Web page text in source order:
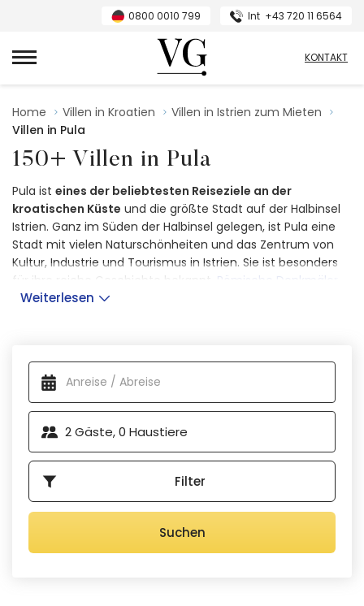
0800 0010 799 Int +43 720 11 6564
VillasGuide
KONTAKT
Home Villen in Kroatien
Villen in Istrien zum Mieten
Villen in Pula
150+ Villen in Pula
Pula ist eines der beliebtesten Reiseziele an der
kroatischen Küste und die größte Stadt auf der Halbinsel
Istrien. Ganz im Süden der Halbinsel gelegen, ist Pula eine
Stadt mit vielen Naturschönheiten und das Zentrum von
Kultur, Industrie und Tourismus in Istrien. Sie ist besonders
für ihre reiche Geschichte bekannt. Römische Denkmäler
wie das berühmte Amphitheater, der Augustustempel und
Darüber hinaus bietet Pula wunderschöne Strände und
zahlreicheBuchten mit kristallklarem Meer, begleitet von
zahlreichen Wander- und Radwegen für einen aktiven
Urlaub mit den schönsten Aussichten. Das vielfältige
gastronomische Angebot und kulturelle Veranstaltungen
das Filmfestival in Pula
warum Sie diese Stadt, in der Geschichte,
Naturschönheiten und Kulturschätze aufeinandertreffen,
Weiterlesen
Verfügbare Unterkünfte
2Gäste,0 Haustiere
Filter
Suchen